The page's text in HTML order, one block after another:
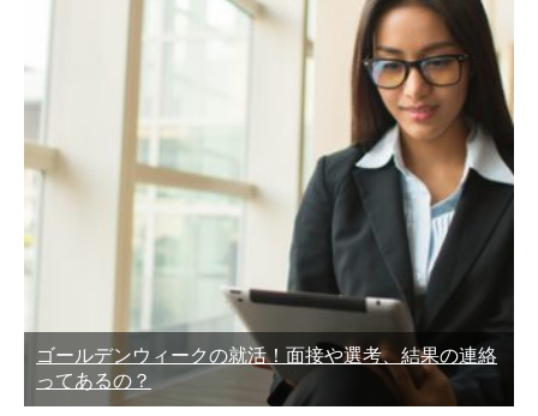
ゴールデンウィークの就活！面接や選考、結果の連絡
ってあるの？